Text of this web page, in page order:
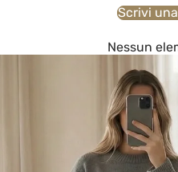
Scrivi
Nessun